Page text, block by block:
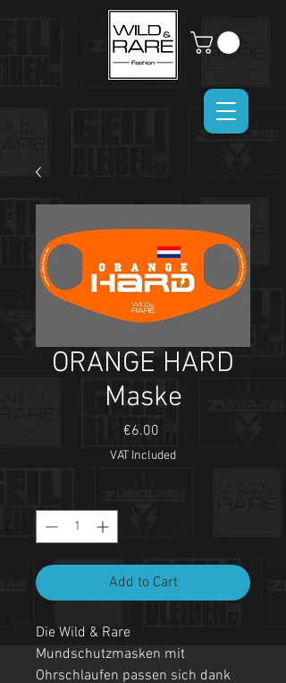
ORANGE HARD
Maske
€6.00Price
VAT Included
Add to Cart
Die Wild & Rare
Mundschutzmasken mit
Ohrschlaufen passen sich dank